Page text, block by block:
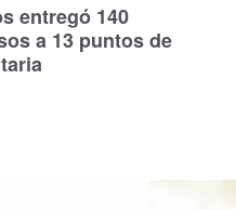
entregó 140
a 13 puntos de